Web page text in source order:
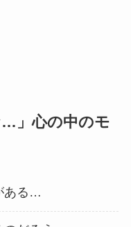
…」心の中のモ
ある…